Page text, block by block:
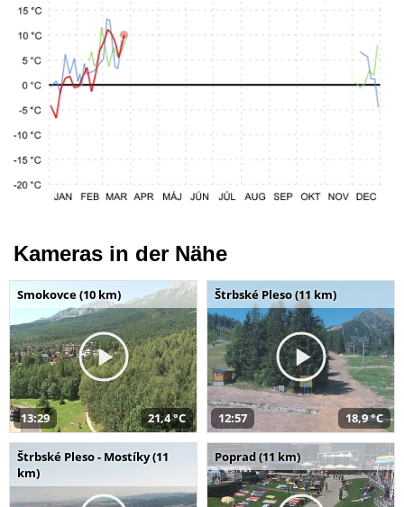
Kameras in der Nähe
Smokovce (10 km)
13:29 21,4 °C
Štrbské Pleso (11 km)
12:57 18,9 °C
Štrbské Pleso - Mostíky (11
km)
Poprad (11 km)